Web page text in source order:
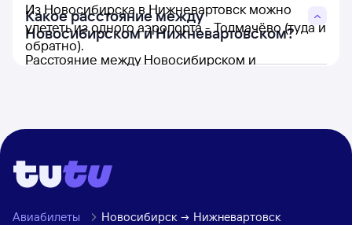
Из Новосибирска в Нижневартовск можно
улететь из одного аэропорта - Толмачёво (туда и
обратно).
Какое расстояние между
Новосибирском и Нижневартовском?
Расстояние между Новосибирском и
Авиабилеты Новосибирск Нижневартовск